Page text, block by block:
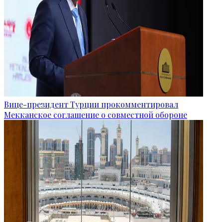
Вице-президент Турции прокомментировал
Мекканское соглашение о совместной обороне